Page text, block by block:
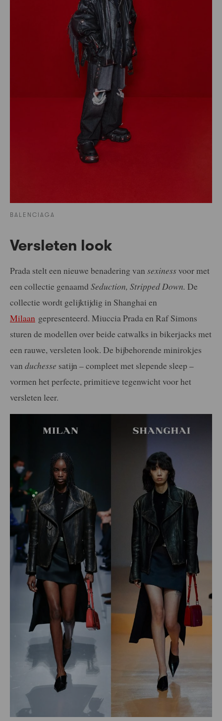
BALENCIAGA
Versleten look
Prada stelt een nieuwe benadering van sexinessvoor met
een collectie genaamd Seduction, Stripped Down. De
collectie wordt gelijktijdig in Shanghai en
Milaan gepresenteerd. Miuccia Prada en Raf Simons
sturen de modellen over beide catwalks in bikerjacks met
een rauwe, versleten look. De bijbehorende minirokjes
van duchesse satijn – compleet met slepende sleep –
vormen het perfecte, primitieve tegenwicht voor het
versleten leer.